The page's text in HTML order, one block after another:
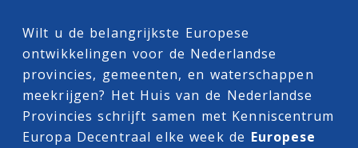
Wilt u de belangrijkste Europese
ontwikkelingen voor de Nederlandse
provincies, gemeenten, en waterschappen
meekrijgen? Het Huis van de Nederlandse
Provincies schrijft samen met Kenniscentrum
Europa Decentraal elke week de Europese